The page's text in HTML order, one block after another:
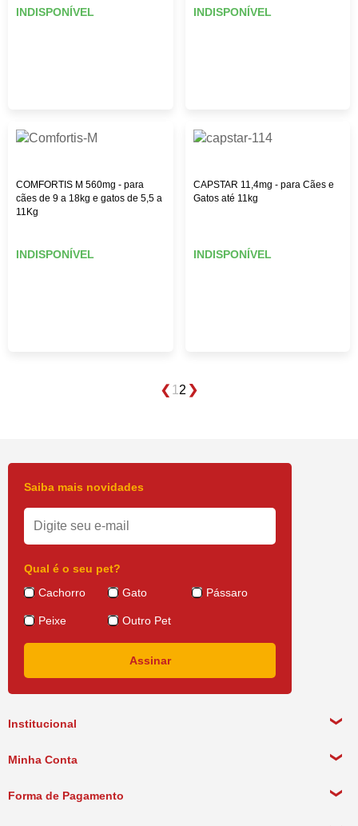
INDISPONÍVEL INDISPONÍVEL
COMFORTIS M 560mg - para
cães de 9 a 18kg e gatos de 5,5 a
11Kg
INDISPONÍVEL
CAPSTAR 11,4mg - para Cães e
Gatos até 11kg
INDISPONÍVEL
1 2
Institucional
Política de Pagamento
Minha Conta
Forma de Pagamento
Saiba mais novidades
Qual é o seu pet?
Cachorro
Gato Pássaro
Peixe Outro Pet